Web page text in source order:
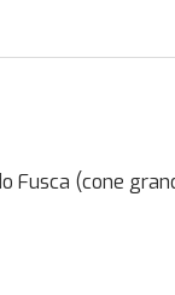
Fusca (cone